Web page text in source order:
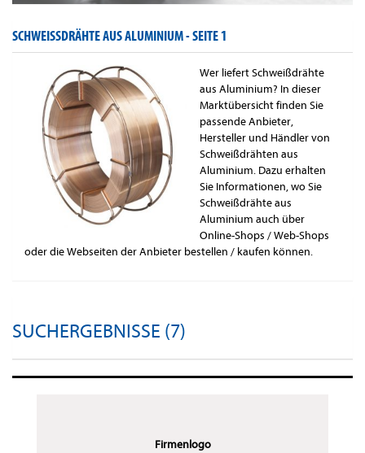
SCHWEISSDRÄHTE AUS ALUMINIUM -SEITE 1
Wer liefert Schweißdrähte
aus Aluminium? In dieser
Marktübersicht finden Sie
passende Anbieter,
Hersteller und Händler von
Schweißdrähten aus
Aluminium. Dazu erhalten
Sie Informationen, wo Sie
Schweißdrähte aus
Aluminium auch über
Online-Shops / Web-Shops
oder die Webseiten der Anbieter bestellen / kaufen können.
SUCHERGEBNISSE (7)
Firmenlogo